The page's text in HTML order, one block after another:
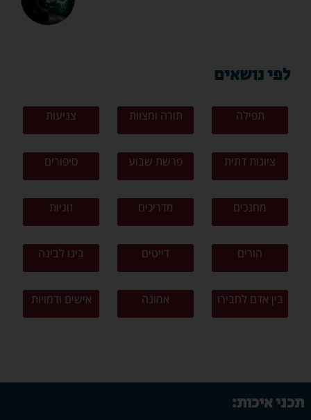
לפי נושאים
תפילה תורה ומצוות צניעות
ציונות דתית פרשת שבוע סיפורים
מחנכים מדריכים זוגיות
הורים דייטים בינו לבינה
בין אדם לחבירו אמונה אישים ודמויות
תכני איכות: